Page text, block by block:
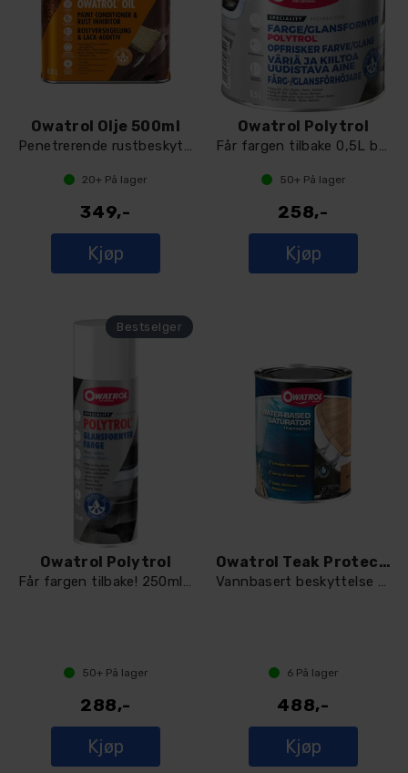
Owatrol Olje 500ml
20+ På lager
349,-
Kjøp
Owatrol Polytrol
50+På lager
258,-
Kjøp
Owatrol Polytrol
Får fargen tilbake! 250ml. Nye lykter!
50+På lager
288,-
Kjøp
Owatrol Teak Protect Classic Brown 1 L
Vannbasert beskyttelse for teak
6På lager
488,-
Kjøp